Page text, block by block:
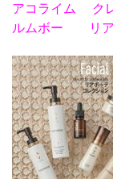
アコライム
ルムボー リア